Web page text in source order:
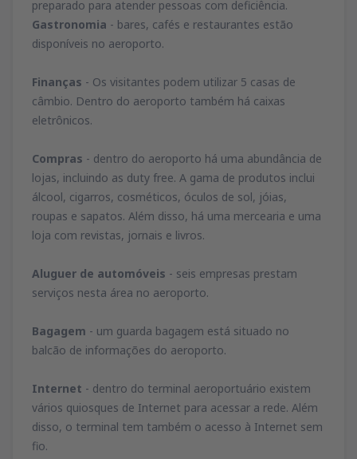
preparado para atender pessoas com deficiência.
Gastronomia - bares, cafés e restaurantes estão
disponíveis no aeroporto.
Finanças - Os visitantes podem utilizar 5 casas de
câmbio. Dentro do aeroporto também há caixas
eletrônicos.
Compras - dentro do aeroporto há uma abundância de
lojas, incluindo as duty free. A gama de produtos inclui
álcool, cigarros, cosméticos, óculos de sol, jóias,
roupas e sapatos. Além disso, há uma mercearia e uma
loja com revistas, jornais e livros.
Aluguer de automóveis - seis empresas prestam
serviços nesta área no aeroporto.
Bagagem - um guarda bagagem está situado no
balcão de informações do aeroporto.
Internet - dentro do terminal aeroportuário existem
vários quiosques de Internet para acessar a rede. Além
disso, o terminal tem também o acesso à Internet sem
fio.